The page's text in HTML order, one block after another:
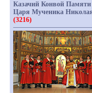
Казачий Конвой Памяти
Царя Мученика
(3216)